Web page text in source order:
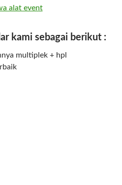
kami sebagai berikut :
multiplek + hpl